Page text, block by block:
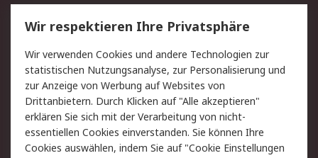
Service
Value Added Services
Lieferlösungen
Rücksendungen
Kontakt
Hilfe
Privatkunden
Rechtliches
AGB
Datenschutz
Wir respektieren Ihre Privatsphäre
Wir verwenden Cookies und andere Technologien zur
statistischen Nutzungsanalyse, zur Personalisierung und
zur Anzeige von Werbung auf Websites von
Drittanbietern. Durch Klicken auf "Alle akzeptieren"
erklären Sie sich mit der Verarbeitung von nicht-
essentiellen Cookies einverstanden. Sie können Ihre
Cookies auswählen, indem Sie auf "Cookie Einstellungen